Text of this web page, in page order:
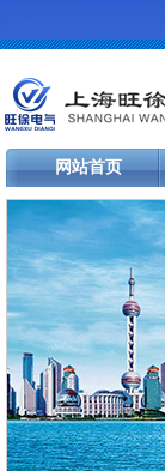
网站首页